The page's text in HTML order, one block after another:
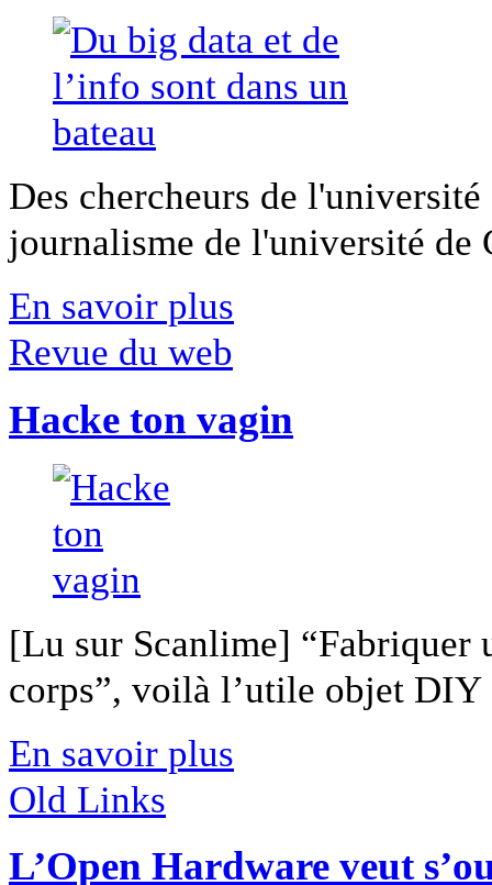
Des chercheurs de
journalisme de l'université
En savoir plus
Revue du web
Hacke ton vagin
[Lu sur Scanlime] “Fabriquer
corps”, voilà l’utile objet
En savoir plus
Old Links
L’Open Hardware veut